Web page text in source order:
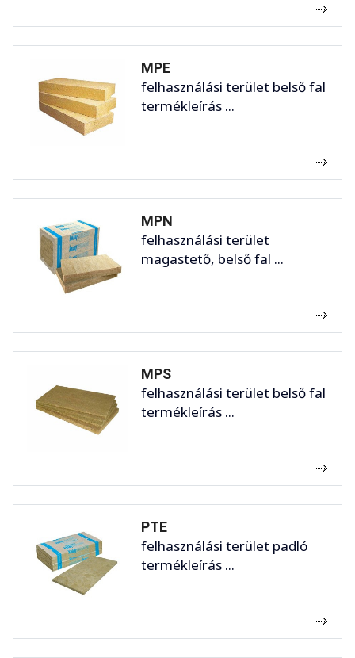
MPE
felhasználási terület belső fal
termékleírás ...
MPN
felhasználási terület
magastető, belső fal ...
MPS
felhasználási terület belső fal
termékleírás ...
PTE
felhasználási terület padló
termékleírás ...